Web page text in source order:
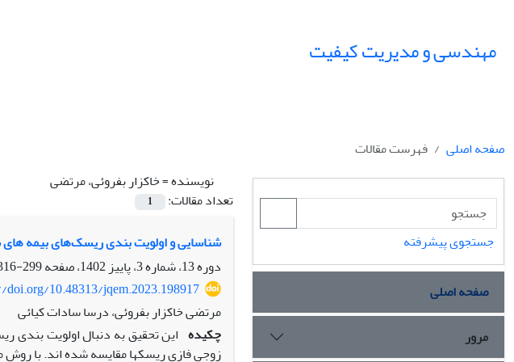
مهندسی و مدیریت کیفیت
صفحه اصلی
فهرست مقالات
نویسنده =خاکزار بفروئی، مرتضی
تعداد مقالات:
1
شناسایی و اولویت بندی ریسک‏‌های بیمه‏
دوره 13، شماره 3، پاییز 1402، صفحه
299-316
10.48313/jqem.2023.198917
مرتضی خاکزار بفروئی، درسا سادات کیائی
چکیده این تحقیق به دنبال اولویت ‏بندی
جستجوی پیشرفته
صفحه اصلی
مرور